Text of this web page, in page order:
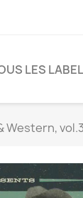
LES
Western,